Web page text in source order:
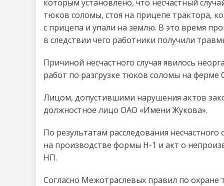
которым установлено, что несчастный
тюков соломы, стоя на прицепе трактора,
с прицепа и упали на землю. В это время
в следствии чего работники получили
Причиной несчастного случая явилось
работ по разгрузке тюков соломы на
Лицом, допустившими нарушения актов
должностное лицо ОАО «Имени Жукова».
По результатам расследования
на производстве формы Н-1 и акт о
НП.
Согласно Межотраслевых правил по охране